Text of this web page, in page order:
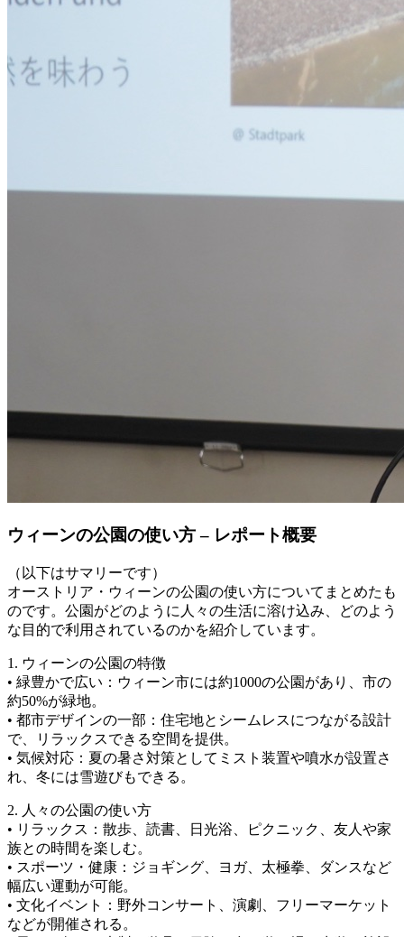
ウィーンの公園の使い方 – レポート概要
（以下はサマリーです）
オーストリア・ウィーンの公園の使い方についてまとめたも
のです。公園がどのように人々の生活に溶け込み、どのよう
な目的で利用されているのかを紹介しています。
1. ウィーンの公園の特徴
• 緑豊かで広い：ウィーン市には約1000の公園があり、市の
約50%が緑地。
• 都市デザインの一部：住宅地とシームレスにつながる設計
で、リラックスできる空間を提供。
• 気候対応：夏の暑さ対策としてミスト装置や噴水が設置さ
れ、冬には雪遊びもできる。
2. 人々の公園の使い方
• リラックス：散歩、読書、日光浴、ピクニック、友人や家
族との時間を楽しむ。
• スポーツ・健康：ジョギング、ヨガ、太極拳、ダンスなど
幅広い運動が可能。
• 文化イベント：野外コンサート、演劇、フリーマーケット
などが開催される。